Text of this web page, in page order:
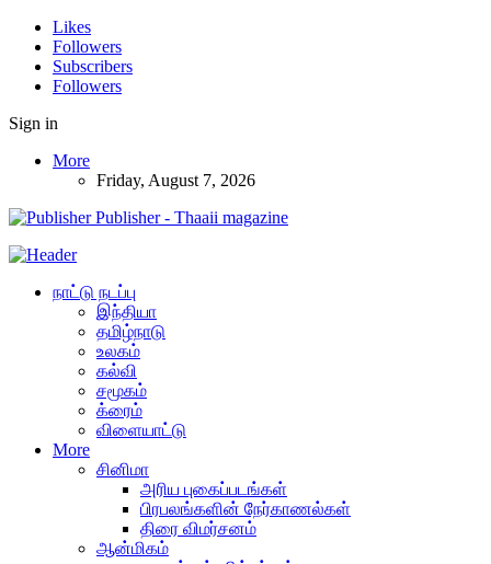
Likes
Followers
Subscribers
Followers
Sign in
More
Friday, August 7, 2026
Publisher - Thaaii magazine
நாட்டு நடப்பு
இந்தியா
தமிழ்நாடு
உலகம்
கல்வி
சமூகம்
க்ரைம்
விளையாட்டு
More
சினிமா
அரிய புகைப்படங்கள்
பிரபலங்களின் நேர்காணல்கள்
திரை விமர்சனம்
ஆன்மிகம்